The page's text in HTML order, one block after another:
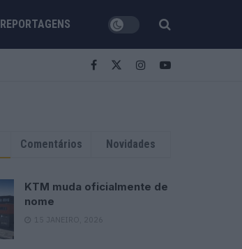
REPORTAGENS
Comentários Novidades
KTM muda oficialmente de
nome
15 JANEIRO, 2026